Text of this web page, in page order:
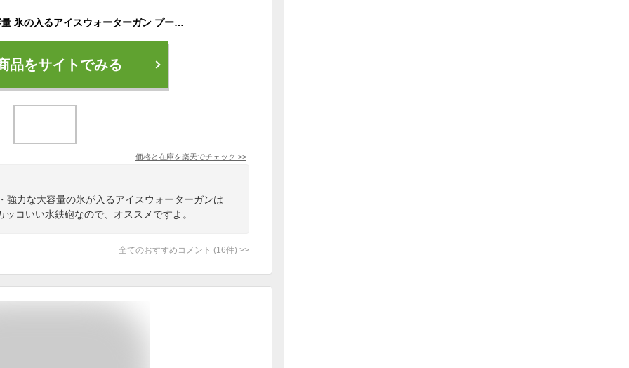
水鉄砲 最強 強力 大容量 氷の入るアイスウォーターガン プール シリンジ式 海水浴 バトル 飛距離12M 人気 2000mlタンク カッコいい 子供から大人まで
品をサイトでみる
価格と在庫を楽天でチェック >>
強力な大容量の氷が入るアイスウォーターガンは
コいい水鉄砲なので、オススメですよ。
全てのおすすめコメント (16件) >